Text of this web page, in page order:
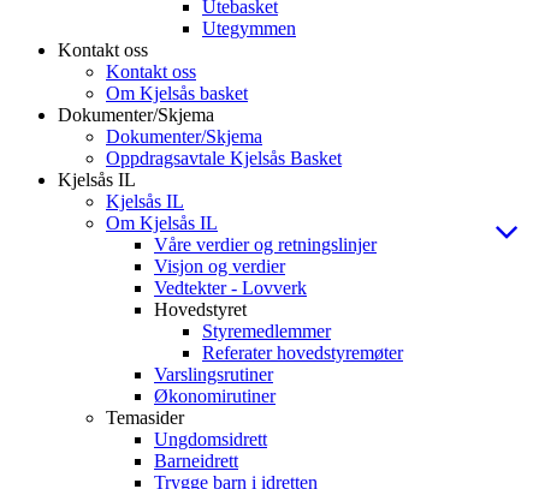
Utebasket
Utegymmen
Kontakt oss
Kontakt oss
Om Kjelsås basket
Dokumenter/Skjema
Dokumenter/Skjema
Oppdragsavtale Kjelsås Basket
Kjelsås IL
Kjelsås IL
Om Kjelsås IL
Våre verdier og retningslinjer
Visjon og verdier
Vedtekter - Lovverk
Hovedstyret
Styremedlemmer
Referater hovedstyremøter
Varslingsrutiner
Økonomirutiner
Temasider
Ungdomsidrett
Barneidrett
Trygge barn i idretten